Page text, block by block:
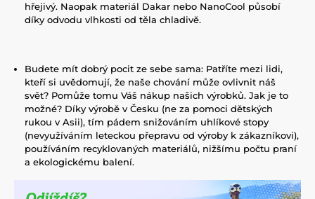
hřejivý. Naopak materiál Dakar nebo NanoCool působí
díky odvodu vlhkosti od těla chladivě.
Budete mít dobrý pocit ze sebe sama: Patříte mezi lidi,
kteří si uvědomují, že naše chování může ovlivnit náš
svět? Pomůže tomu Váš nákup našich výrobků. Jak je to
možné? Díky výrobě v Česku (ne za pomoci dětských
rukou v Asii), tím pádem snižováním uhlíkové stopy
(nevyužíváním leteckou přepravu od výroby k zákazníkovi),
používáním recyklovaných materiálů, nižšímu počtu praní
a ekologickému balení.